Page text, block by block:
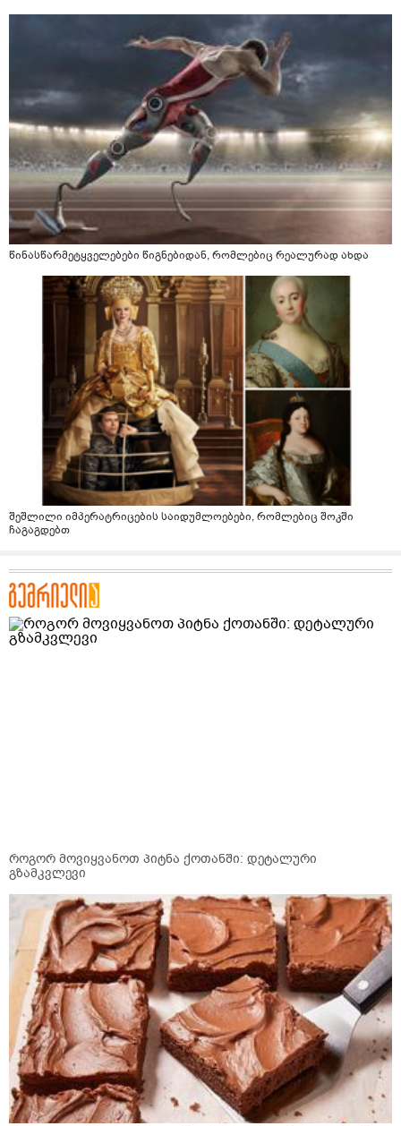
წინასწარმეტყველებები წიგნებიდან, რომლებიც რეალურად ახდა
შეშლილი იმპერატრიცების საიდუმლოებები, რომლებიც შოკში
ჩაგაგდებთ
როგორ მოვიყვანოთ პიტნა ქოთანში: დეტალური
გზამკვლევი